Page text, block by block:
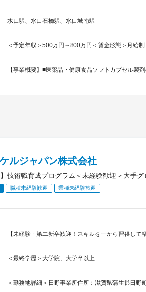
水口駅、水口石橋駅、水口城南駅
＜予定年収＞500万円～800万円＜賃金形態＞月給
【事業概要】■医薬品・健康食品ソフトカプセル製
ルジャパン株式会社
】技術職育成プログラム＜未経験歓迎＞大手
職種未経験歓迎 業種未経験歓迎
【未経験・第二新卒歓迎！スキルを一から習得し
＜最終学歴＞大学院、大学卒以上
＜勤務地詳細＞日野事業所住所：滋賀県蒲生郡日